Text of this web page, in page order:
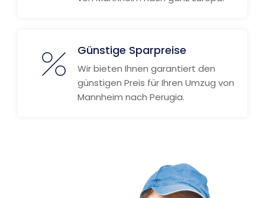
Günstige Sparpreise
Wir bieten Ihnen garantiert den
günstigen Preis für Ihren Umzug von
Mannheim nach Perugia.